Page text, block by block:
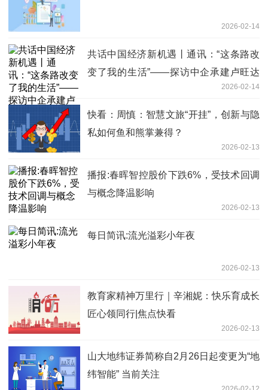
2026-02-14
共话中国经济新机遇丨通讯：“这条路改
变了我的生活”——探访中企承建卢旺达
2026-02-14
快看：周慎：智慧文旅“开挂”，创新与隐
私如何鱼和熊掌兼得？
2026-02-13
播报:春晖智控股价下跌6%，受技术回调
与概念降温影响
2026-02-13
每日简讯:流光溢彩小年夜
2026-02-13
教育家精神万里行｜辛湘妮：快乐育成长
匠心领同行|焦点快看
2026-02-13
山大地纬证券简称自2月26日起变更为“地
纬智能” 当前关注